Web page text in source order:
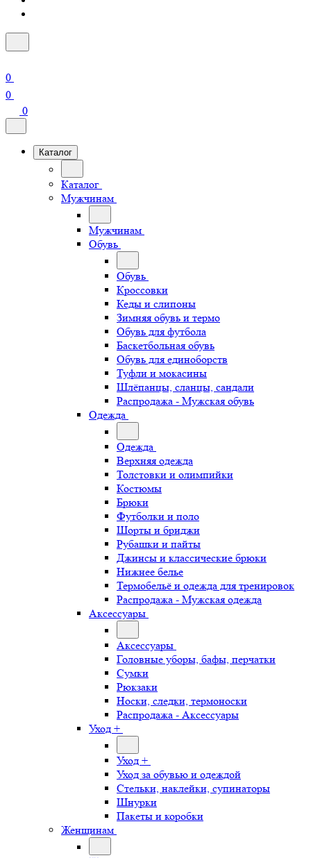
0
0
0
Каталог
Каталог
Мужчинам
Мужчинам
Обувь
Обувь
Кроссовки
Кеды и слипоны
Зимняя обувь и термо
Обувь для футбола
Баскетбольная обувь
Обувь для единоборств
Туфли и мокасины
Шлёпанцы, сланцы, сандали
Распродажа - Мужская обувь
Одежда
Одежда
Верхняя одежда
Толстовки и олимпийки
Костюмы
Брюки
Футболки и поло
Шорты и бриджи
Рубашки и пайты
Джинсы и классические брюки
Нижнее белье
Термобельё и одежда для тренировок
Распродажа - Мужская одежда
Аксессуары
Аксессуары
Головные уборы, бафы, перчатки
Сумки
Рюкзаки
Носки, следки, термоноски
Распродажа - Аксессуары
Уход +
Уход +
Уход за обувью и одеждой
Стельки, наклейки, супинаторы
Шнурки
Пакеты и коробки
Женщинам